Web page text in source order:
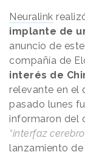
Neuralink
implante de
anuncio de
compañía de
interés de
relevante en el
pasado lunes
informaron del
“interfaz
lanzamiento